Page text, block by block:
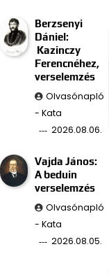
Berzsenyi
Dániel:
Kazinczy
Ferencnéhez,
verselemzés
Olvasónapló
- Kata
2026.08.06.
Vajda János:
A beduin
verselemzés
Olvasónapló
- Kata
2026.08.05.